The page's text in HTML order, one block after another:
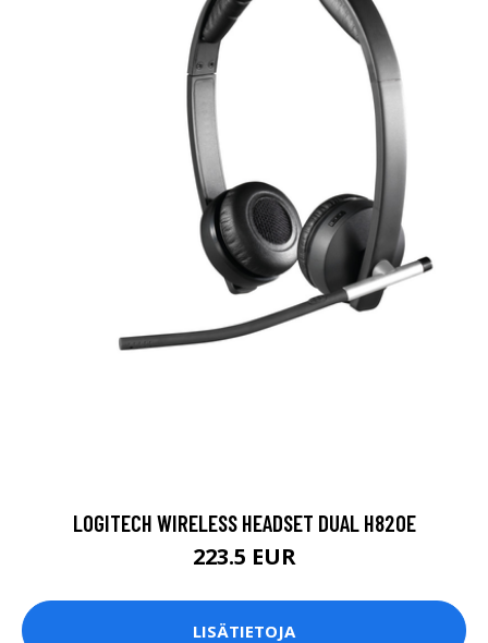
LOGITECH WIRELESS HEADSET DUAL H820E
223.5 EUR
LISÄTIETOJA